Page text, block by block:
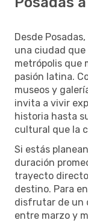
Desde
una ciudad
metrópolis que
pasión latina.
museos y
invita a vivir
historia hasta
cultural que la
Si estás
duración
trayecto
destino. Para
disfrutar de un
entre marzo y